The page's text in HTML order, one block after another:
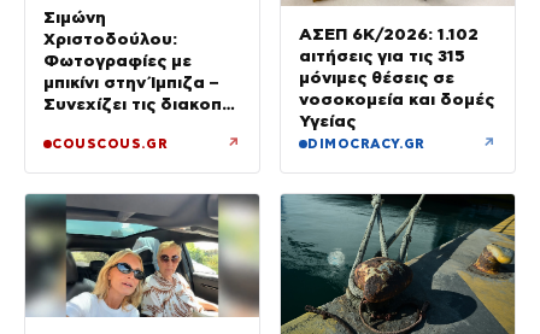
Σιμώνη
Χριστοδούλου:
Φωτογραφίες με
μπικίνι στην Ίμπιζα –
Συνεχίζει τις διακοπές
της, Αντρέα Γεωργίου
COUSCOUS.GR ↗
ΑΣΕΠ 6Κ/2026: 1.102
αιτήσεις για τις 315
μόνιμες θέσεις σε
νοσοκομεία και δομές
Υγείας
DIMOCRACY.GR ↗